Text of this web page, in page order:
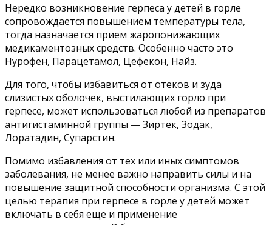
Нередко возникновение герпеса у детей в горле
сопровождается повышением температуры тела,
тогда назначается прием жаропонижающих
медикаментозных средств. Особенно часто это
Нурофен, Парацетамол, Цефекон, Найз.
Для того, чтобы избавиться от отеков и зуда
слизистых оболочек, выстилающих горло при
герпесе, может использоваться любой из препаратов
антигистаминной группы — Зиртек, Зодак,
Лоратадин, Супарстин.
Помимо избавления от тех или иных симптомов
заболевания, не менее важно направить силы и на
повышение защитной способности организма. С этой
целью терапия при герпесе в горле у детей может
включать в себя еще и применение